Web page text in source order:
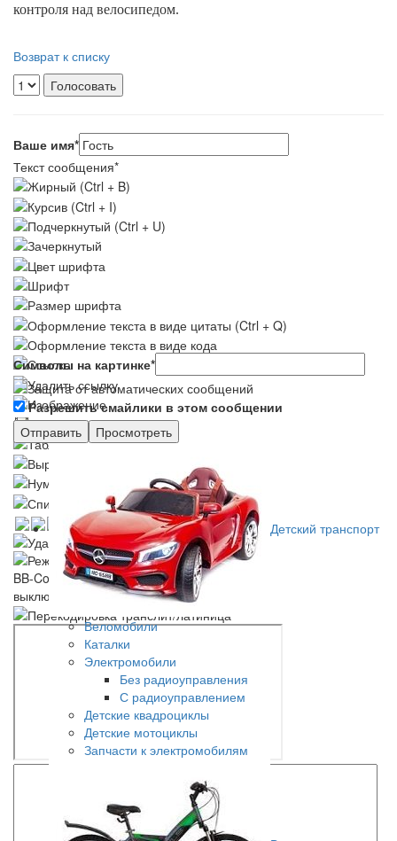
контроля над велосипедом.
Возврат к списку
Ваше имя*
Текст сообщения*
Символы на картинке*
Разрешить смайлики в этом сообщении
Детский транспорт
Веломобили
Каталки
Электромобили
Без радиоуправления
С радиоуправлением
Детские квадроциклы
Детские мотоциклы
Запчасти к электромобилям